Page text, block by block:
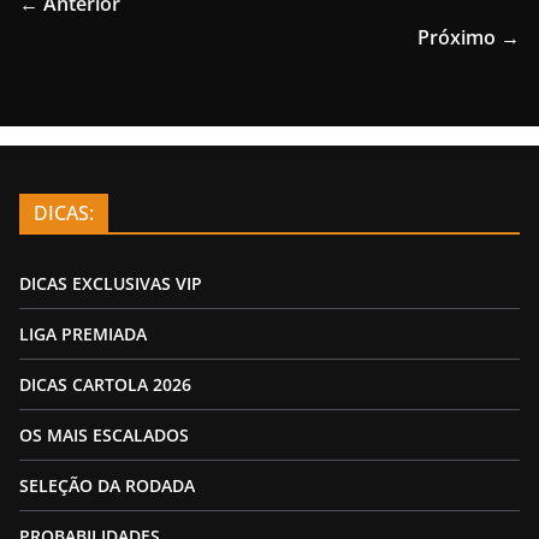
Próximo →
DICAS:
DICAS EXCLUSIVAS VIP
LIGA PREMIADA
DICAS CARTOLA 2026
OS MAIS ESCALADOS
SELEÇÃO DA RODADA